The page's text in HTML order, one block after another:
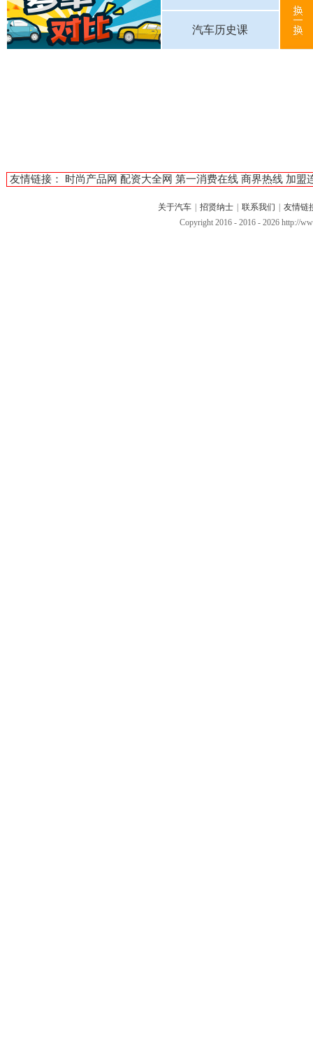
汽车历史课
友情链接： 时尚产品网 配资大全网 第一消费在线 商界热线 加盟
关于汽车 招贤纳士 联系我们
友情链
Copyright 2016 - 2016 - 2026 http://